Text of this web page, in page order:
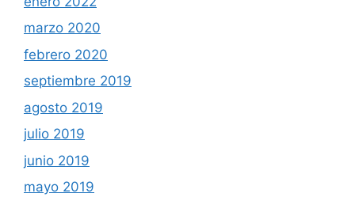
marzo 2020
febrero 2020
septiembre 2019
agosto 2019
julio 2019
junio 2019
mayo 2019